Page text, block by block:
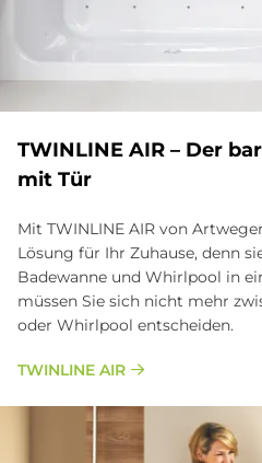
TWIN­LI­NE AIR – Der
mit Tür
Mit TWINLINE AIR von
Lösung für Ihr Zuhause, denn
Badewanne und Whirlpool in
müssen Sie sich nicht mehr
oder Whirlpool entscheiden.
TWINLINE AIR